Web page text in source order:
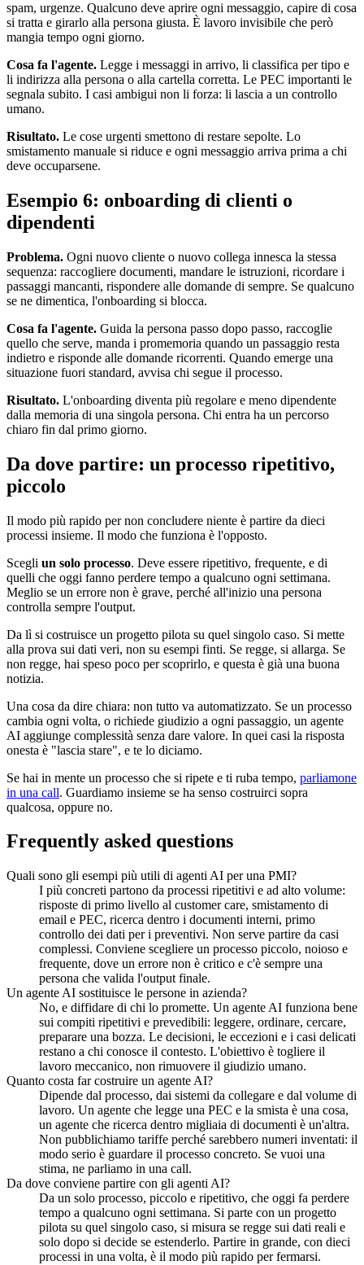
spam, urgenze. Qualcuno deve aprire ogni messaggio, capire di cosa
si tratta e girarlo alla persona giusta. È lavoro invisibile che però
mangia tempo ogni giorno.
Cosa fa l'agente. Legge i messaggi in arrivo, li classifica per tipo e
li indirizza alla persona o alla cartella corretta. Le PEC importanti le
segnala subito. I casi ambigui non li forza: li lascia a un controllo
umano.
Risultato. Le cose urgenti smettono di restare sepolte. Lo
smistamento manuale si riduce e ogni messaggio arriva prima a chi
deve occuparsene.
Esempio 6: onboarding di clienti o
dipendenti
Problema. Ogni nuovo cliente o nuovo collega innesca la stessa
sequenza: raccogliere documenti, mandare le istruzioni, ricordare i
passaggi mancanti, rispondere alle domande di sempre. Se qualcuno
se ne dimentica, l'onboarding si blocca.
Cosa fa l'agente. Guida la persona passo dopo passo, raccoglie
quello che serve, manda i promemoria quando un passaggio resta
indietro e risponde alle domande ricorrenti. Quando emerge una
situazione fuori standard, avvisa chi segue il processo.
Risultato. L'onboarding diventa più regolare e meno dipendente
dalla memoria di una singola persona. Chi entra ha un percorso
chiaro fin dal primo giorno.
Da dove partire: un processo ripetitivo,
piccolo
Il modo più rapido per non concludere niente è partire da dieci
processi insieme. Il modo che funziona è l'opposto.
Scegli un solo processo. Deve essere ripetitivo, frequente, e di
quelli che oggi fanno perdere tempo a qualcuno ogni settimana.
Meglio se un errore non è grave, perché all'inizio una persona
controlla sempre l'output.
Da lì si costruisce un progetto pilota su quel singolo caso. Si mette
alla prova sui dati veri, non su esempi finti. Se regge, si allarga. Se
non regge, hai speso poco per scoprirlo, e questa è già una buona
notizia.
Una cosa da dire chiara: non tutto va automatizzato. Se un processo
cambia ogni volta, o richiede giudizio a ogni passaggio, un agente
AI aggiunge complessità senza dare valore. In quei casi la risposta
onesta è "lascia stare", e te lo diciamo.
Se hai in mente un processo che si ripete e ti ruba tempo, parliamone
in una call. Guardiamo insieme se ha senso costruirci sopra
qualcosa, oppure no.
Frequently asked questions
Quali sono gli esempi più utili di agenti AI per una PMI?
I più concreti partono da processi ripetitivi e ad alto volume:
risposte di primo livello al customer care, smistamento di
email e PEC, ricerca dentro i documenti interni, primo
controllo dei dati per i preventivi. Non serve partire da casi
complessi. Conviene scegliere un processo piccolo, noioso e
frequente, dove un errore non è critico e c'è sempre una
persona che valida l'output finale.
Un agente AI sostituisce le persone in azienda?
No, e diffidare di chi lo promette. Un agente AI funziona bene
sui compiti ripetitivi e prevedibili: leggere, ordinare, cercare,
preparare una bozza. Le decisioni, le eccezioni e i casi delicati
restano a chi conosce il contesto. L'obiettivo è togliere il
lavoro meccanico, non rimuovere il giudizio umano.
Quanto costa far costruire un agente AI?
Dipende dal processo, dai sistemi da collegare e dal volume di
lavoro. Un agente che legge una PEC e la smista è una cosa,
un agente che ricerca dentro migliaia di documenti è un'altra.
Non pubblichiamo tariffe perché sarebbero numeri inventati: il
modo serio è guardare il processo concreto. Se vuoi una
stima, ne parliamo in una call.
Da dove conviene partire con gli agenti AI?
Da un solo processo, piccolo e ripetitivo, che oggi fa perdere
tempo a qualcuno ogni settimana. Si parte con un progetto
pilota su quel singolo caso, si misura se regge sui dati reali e
solo dopo si decide se estenderlo. Partire in grande, con dieci
processi in una volta, è il modo più rapido per fermarsi.